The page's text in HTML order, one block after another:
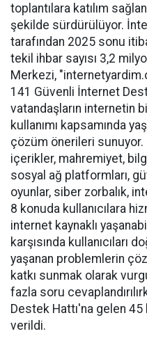
toplantılara katılım
şekilde sürdürülüyor.
tarafından 2025 sonu
tekil ihbar sayısı 3,2
Merkezi,
141 Güvenli İnternet
vatandaşların internetin
kullanımı kapsamında
çözüm önerileri sunuyor.
içerikler, mahremiyet,
sosyal ağ platformları,
oyunlar, siber zorbalık,
8 konuda kullanıcılara
internet kaynaklı
karşısında kullanıcıları
yaşanan problemlerin
katkı sunmak olarak
fazla soru
Destek Hattı'na gelen 45
verildi.